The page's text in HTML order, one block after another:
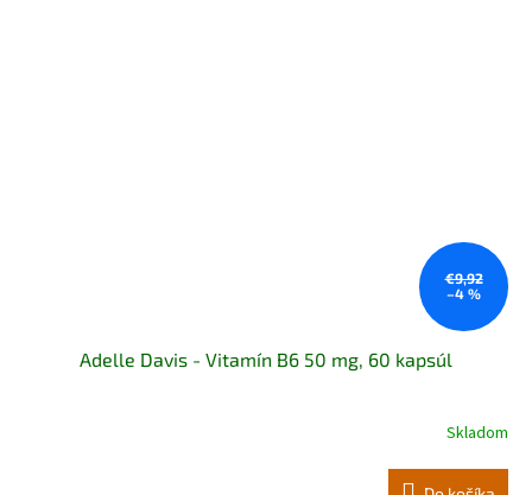
€9,92
–4 %
Adelle Davis - Vitamín B6 50 mg, 60 kapsúl
Skladom